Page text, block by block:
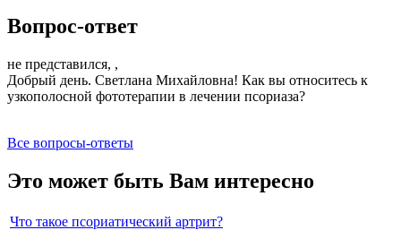
Вопрос-ответ
не представился, ,
Добрый день. Светлана Михайловна! Как вы относитесь к
узкополосной фототерапии в лечении псориаза?
Все вопросы-ответы
Это может быть Вам интересно
Что такое псориатический артрит?